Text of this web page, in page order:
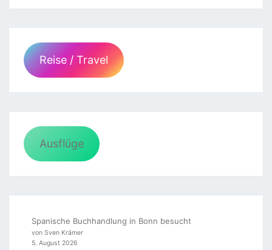
Reise / Travel
Ausflüge
Spanische Buchhandlung in Bonn besucht
von Sven Krämer
5. August 2026